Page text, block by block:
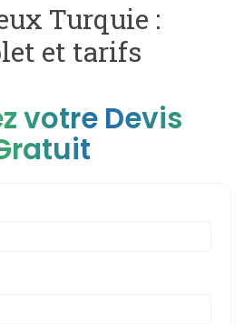
Turquie :
et tarifs
votre Devis